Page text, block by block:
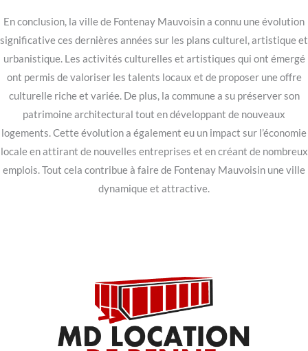
En conclusion, la ville de Fontenay Mauvoisin a connu une évolution
significative ces dernières années sur les plans culturel, artistique et
urbanistique. Les activités culturelles et artistiques qui ont émergé
ont permis de valoriser les talents locaux et de proposer une offre
culturelle riche et variée. De plus, la commune a su préserver son
patrimoine architectural tout en développant de nouveaux
logements. Cette évolution a également eu un impact sur l’économie
locale en attirant de nouvelles entreprises et en créant de nombreux
emplois. Tout cela contribue à faire de Fontenay Mauvoisin une ville
dynamique et attractive.